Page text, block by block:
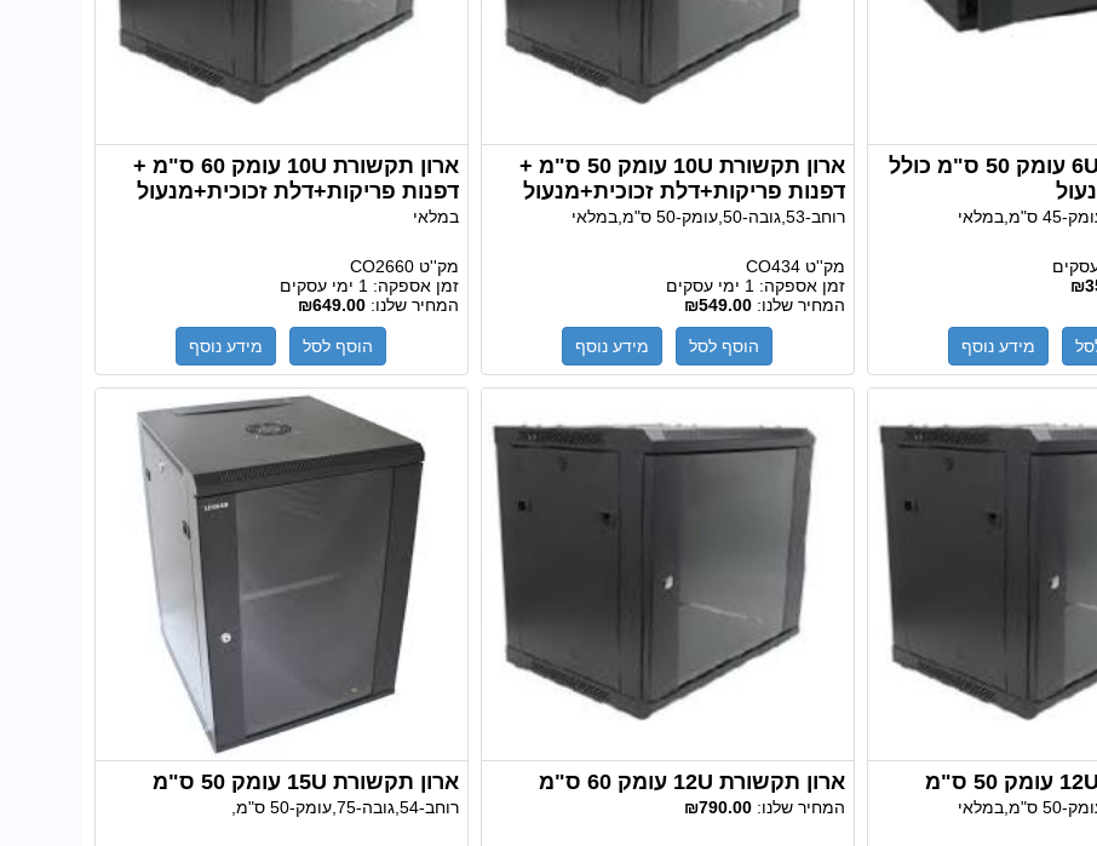
ארון תקשורת 6U עומק 50 ס"מ כולל
מידע נוסף
ארון תקשורת 10U עומק 50 ס"מ +
דפנות פריקות+דלת זכוכית+מנעול
רוחב-53,גובה-50,עומק-50 ס"מ,במלאי
מק''טCO434
זמן אספקה:1 ימי עסקים
המחיר שלנו:₪549.00
הוסף לסל מידע נוסף
ארון תקשורת 10U עומק 60 ס"מ +
דפנות פריקות+דלת זכוכית+מנעול
במלאי
מק''טCO2660
זמן אספקה:1 ימי עסקים
המחיר שלנו:₪649.00
הוסף לסל מידע נוסף
ארון תקשורת 12U עומק 60 ס"מ
המחיר שלנו:₪790.00
ארון תקשורת 15U עומק 50 ס"מ
רוחב-54,גובה-75,עומק-50 ס"מ,